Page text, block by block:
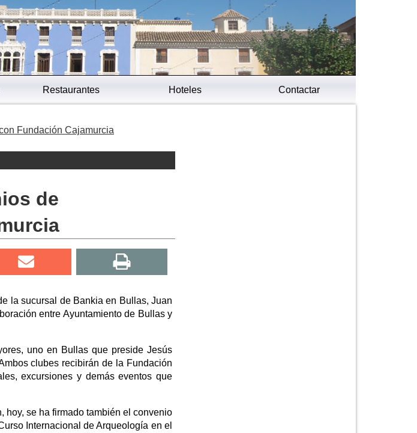
Restaurantes Hoteles Contactar
Fundación Cajamurcia
de
la sucursal de Bankia en Bullas, Juan
entre Ayuntamiento de Bullas y
uno en Bullas que preside Jesús
clubes recibirán de la Fundación
excursiones y demás eventos que
hoy, se ha firmado también el convenio
Internacional de Arqueología en el